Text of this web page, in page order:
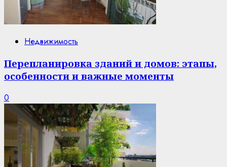
Недвижимость
Перепланировка зданий и домов: этапы,
особенности и важные моменты
0